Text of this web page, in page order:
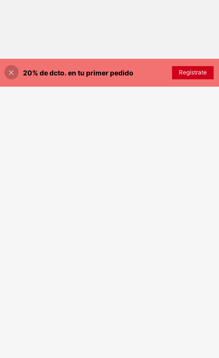
¡20% DE DESCUENTO! AÑADIR A LA BOLSA
20% de dcto. en tu primer pedido Regístrate